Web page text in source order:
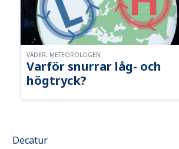
Varför snurrar låg- och
högtryck?
VÄDER, METEOROLOGEN
Decatur